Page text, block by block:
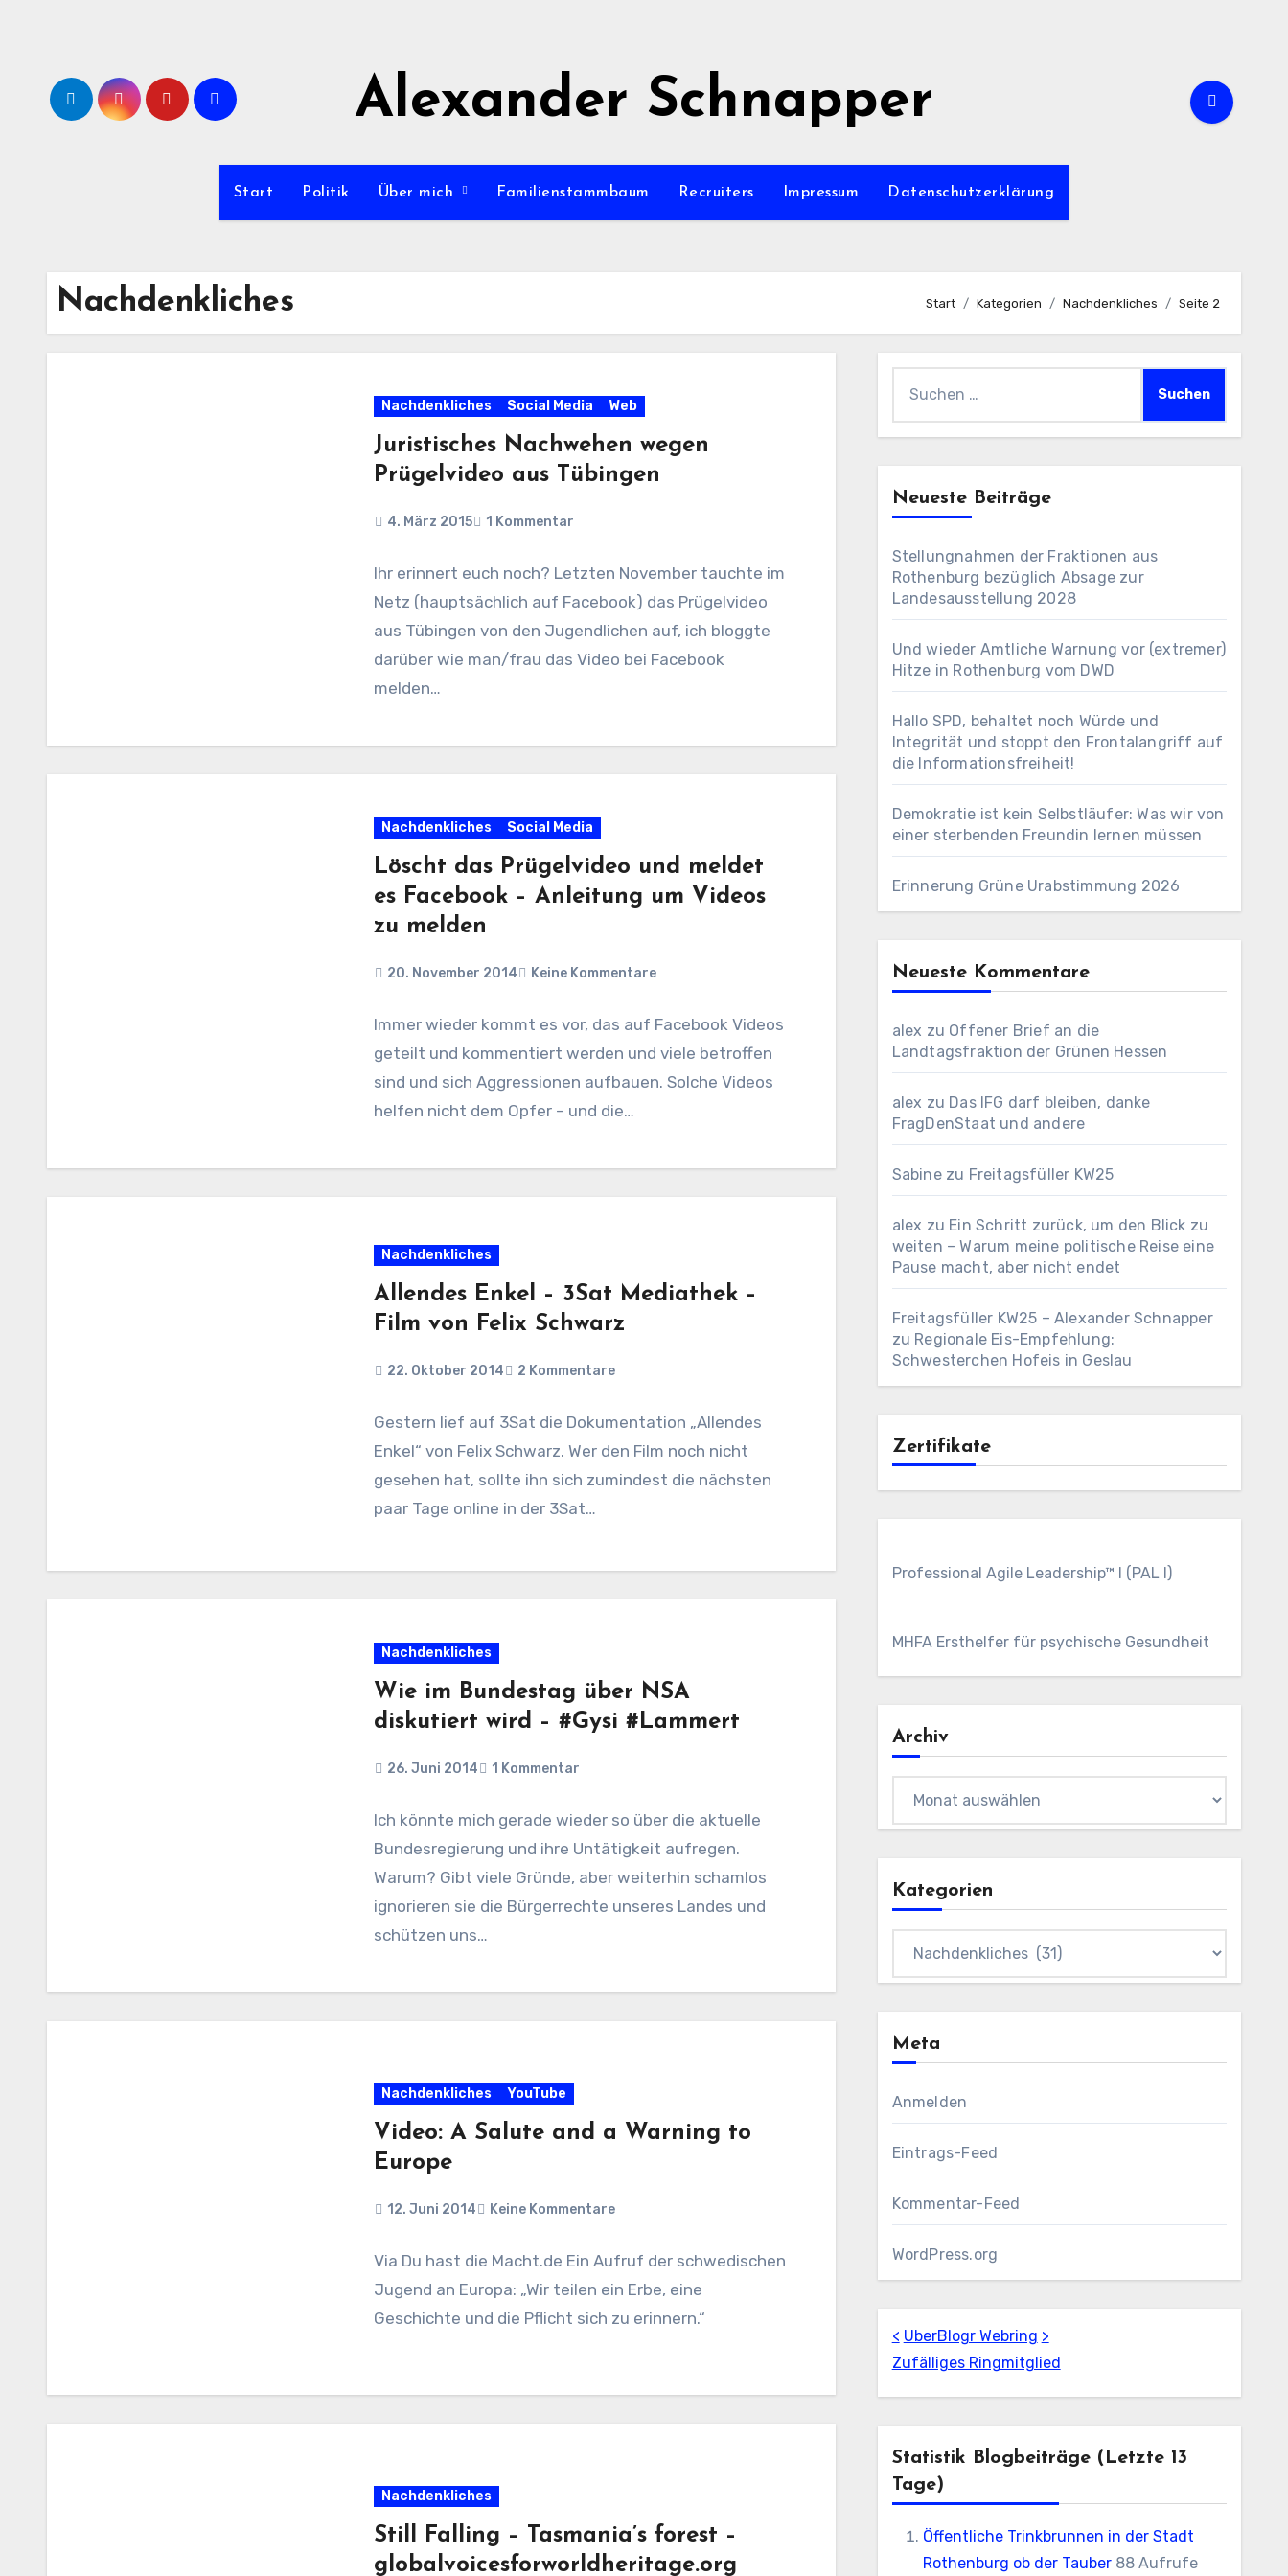
Alexander Schnapper
Start Politik Über mich Familienstammbaum Recruiters Impressum Datenschutzerklärung
Nachdenkliches Start Kategorien Nachdenkliches Seite 2
Nachdenkliches Social Media Web
Juristisches Nachwehen wegen
Prügelvideo aus Tübingen
4. März 2015 1 Kommentar
Ihr erinnert euch noch? Letzten November tauchte im
Netz (hauptsächlich auf Facebook) das Prügelvideo
aus Tübingen von den Jugendlichen auf, ich bloggte
darüber wie man/frau das Video bei Facebook
melden…
Nachdenkliches Social Media
Löscht das Prügelvideo und meldet
es Facebook – Anleitung um Videos
zu melden
20. November 2014 Keine Kommentare
Immer wieder kommt es vor, das auf Facebook Videos
geteilt und kommentiert werden und viele betroffen
sind und sich Aggressionen aufbauen. Solche Videos
helfen nicht dem Opfer – und die…
Nachdenkliches
Allendes Enkel – 3Sat Mediathek –
Film von Felix Schwarz
22. Oktober 2014 2 Kommentare
Gestern lief auf 3Sat die Dokumentation „Allendes
Enkel“ von Felix Schwarz. Wer den Film noch nicht
gesehen hat, sollte ihn sich zumindest die nächsten
paar Tage online in der 3Sat…
Nachdenkliches
Wie im Bundestag über NSA
diskutiert wird – #Gysi #Lammert
26. Juni 2014 1 Kommentar
Ich könnte mich gerade wieder so über die aktuelle
Bundesregierung und ihre Untätigkeit aufregen.
Warum? Gibt viele Gründe, aber weiterhin schamlos
ignorieren sie die Bürgerrechte unseres Landes und
schützen uns…
Nachdenkliches YouTube
Video: A Salute and a Warning to
Europe
12. Juni 2014 Keine Kommentare
Via Du hast die Macht.de Ein Aufruf der schwedischen
Jugend an Europa: „Wir teilen ein Erbe, eine
Geschichte und die Pflicht sich zu erinnern.“
Nachdenkliches
Still Falling – Tasmania’s forest –
globalvoicesforworldheritage.org
nach:
Neueste Beiträge
Stellungnahmen der Fraktionen aus
Rothenburg bezüglich Absage zur
Landesausstellung 2028
Und wieder Amtliche Warnung vor (extremer)
Hitze in Rothenburg vom DWD
Hallo SPD, behaltet noch Würde und
Integrität und stoppt den Frontalangriff auf
die Informationsfreiheit!
Demokratie ist kein Selbstläufer: Was wir von
einer sterbenden Freundin lernen müssen
Erinnerung Grüne Urabstimmung 2026
Neueste Kommentare
alex zu Offener Brief an die
Landtagsfraktion der Grünen Hessen
alex zu Das IFG darf bleiben, danke
FragDenStaat und andere
Sabinezu Freitagsfüller KW25
alex zu Ein Schritt zurück, um den Blick zu
weiten – Warum meine politische Reise eine
Pause macht, aber nicht endet
Freitagsfüller KW25 – Alexander Schnapper
zu Regionale Eis-Empfehlung:
Schwesterchen Hofeis in Geslau
Zertifikate
Professional Agile Leadership™ I (PAL I)
MHFA Ersthelfer für psychische Gesundheit
Archiv
Kategorien
Meta
Anmelden
Eintrags-Feed
Kommentar-Feed
WordPress.org
< UberBlogr Webring >
Zufälliges Ringmitglied
Statistik Blogbeiträge (letzte 13
Tage)
Öffentliche Trinkbrunnen in der Stadt
Rothenburg ob der Tauber 88 Aufrufe